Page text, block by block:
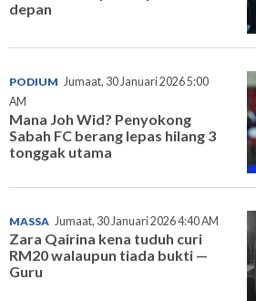
depan
PODIUM Jumaat, 30 Januari 2026 5:00
AM
Mana Joh Wid? Penyokong
Sabah FC berang lepas hilang 3
tonggak utama
MASSA Jumaat, 30 Januari 2026 4:40 AM
Zara Qairina kena tuduh curi
RM20 walaupun tiada bukti —
Guru